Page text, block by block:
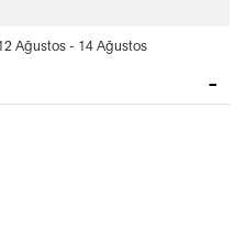
Ağustos - 14 Ağustos